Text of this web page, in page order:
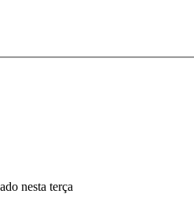
nesta terça